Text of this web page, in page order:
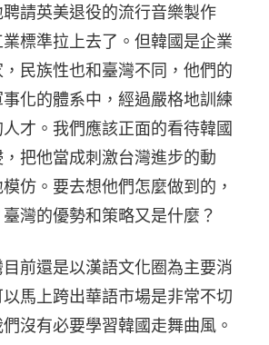
請英美退役的流行音樂製作
標準拉上去了。但韓國是企業
民族性也和臺灣不同，他們的
化的體系中，經過嚴格地訓練
才。我們應該正面的看待韓國
把他當成刺激台灣進步的動
仿。要去想他們怎麼做到的，
灣的優勢和策略又是什麼？
前還是以漢語文化圈為主要消
馬上跨出華語市場是非常不切
沒有必要學習韓國走舞曲風。